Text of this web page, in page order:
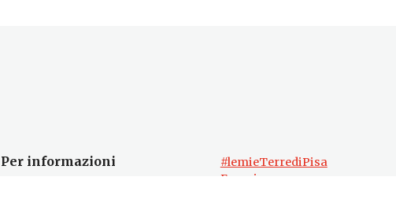
Per informazioni
#lemieTerrediPisa
Esperienze